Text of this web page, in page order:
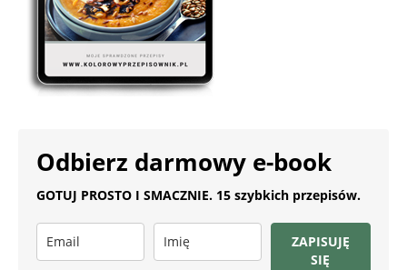
Odbierz darmowy e-book
GOTUJ PROSTO I SMACZNIE. 15 szybkich przepisów.
ZAPISUJĘ
SIĘ